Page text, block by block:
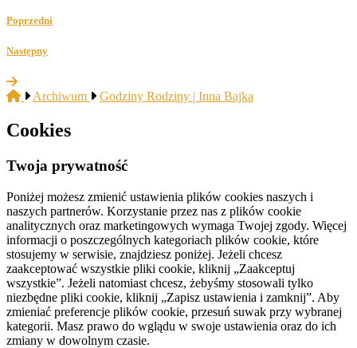
Poprzedni
Następny
Archiwum Godziny Rodziny | Inna Bajka
Cookies
Twoja prywatność
Poniżej możesz zmienić ustawienia plików cookies naszych i
naszych partnerów. Korzystanie przez nas z plików cookie
analitycznych oraz marketingowych wymaga Twojej zgody. Więcej
informacji o poszczególnych kategoriach plików cookie, które
stosujemy w serwisie, znajdziesz poniżej. Jeżeli chcesz
zaakceptować wszystkie pliki cookie, kliknij „Zaakceptuj
wszystkie”. Jeżeli natomiast chcesz, żebyśmy stosowali tylko
niezbędne pliki cookie, kliknij „Zapisz ustawienia i zamknij”. Aby
zmieniać preferencje plików cookie, przesuń suwak przy wybranej
kategorii. Masz prawo do wglądu w swoje ustawienia oraz do ich
zmiany w dowolnym czasie.